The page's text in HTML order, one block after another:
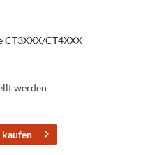
CT3XXX/CT4XXX
werden
kaufen